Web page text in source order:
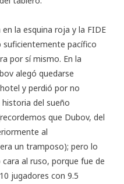
en la esquina roja y la FIDE
suficientemente pacífico
por sí mismo. En la
alegó quedarse
y perdió por no
del sueño
que Dubov, del
al
un tramposo); pero lo
al ruso, porque fue de
jugadores con 9.5